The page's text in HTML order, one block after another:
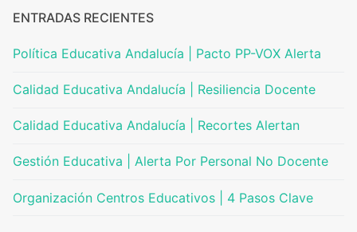
ENTRADAS RECIENTES
Política Educativa Andalucía | Pacto PP-VOX Alerta
Calidad Educativa Andalucía | Resiliencia Docente
Calidad Educativa Andalucía | Recortes Alertan
Gestión Educativa | Alerta Por Personal No Docente
Organización Centros Educativos | 4 Pasos Clave